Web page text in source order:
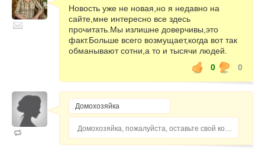
Новость уже не новая,но я недавно на
сайте,мне интересно все здесь
прочитать.Мы излишне доверчивы,это
факт.Больше всего возмущает,когда вот так
обманывают сотни,а то и тысячи людей.
0
0
Домохозяйка, пожалуйста, оставьте свой комментарий...